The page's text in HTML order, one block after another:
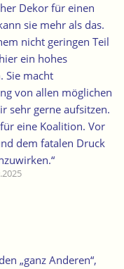
Dekor für einen
sie mehr als das.
nicht geringen Teil
ein hohes
Sie macht
von allen möglichen
sehr gerne aufsitzen.
eine Koalition. Vor
dem fatalen Druck
„ganz Anderen“,